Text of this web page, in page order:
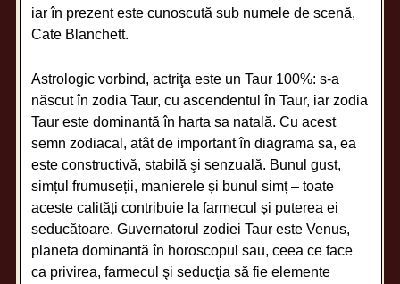
iar în prezent este cunoscută sub numele de scenă,
Cate Blanchett.
Astrologic vorbind, actriţa este un Taur 100%: s-a
născut în zodia Taur, cu ascendentul în Taur, iar zodia
Taur este dominantă în harta sa natală. Cu acest
semn zodiacal, atât de important în diagrama sa, ea
este constructivă, stabilă şi senzuală. Bunul gust,
simțul frumuseții, manierele și bunul simț – toate
aceste calități contribuie la farmecul și puterea ei
seducătoare. Guvernatorul zodiei Taur este Venus,
planeta dominantă în horoscopul sau, ceea ce face
ca privirea, farmecul şi seducţia să fie elemente